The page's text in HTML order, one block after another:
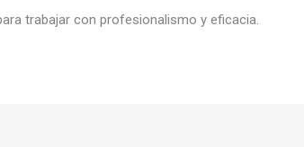
trabajar con profesionalismo y eficacia.